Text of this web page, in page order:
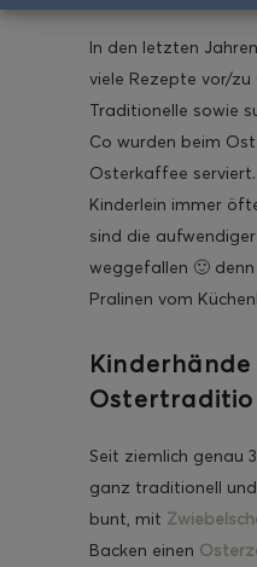
In den letzten
viele Rezepte vor/
Traditionelle sowie
Co wurden beim
Osterkaffee
Kinderlein immer
sind die
weggefallen 🙂
Pralinen vom
Kinderhände
Seit ziemlich genau
ganz traditionell
bunt, mit
Backen einen